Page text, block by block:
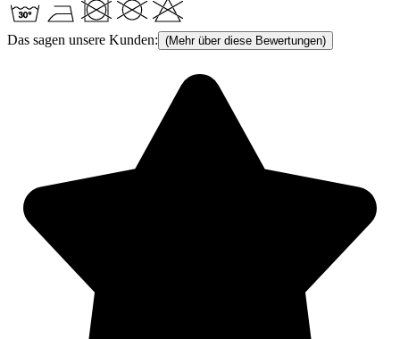
Das sagen unsere Kunden: (Mehr über diese Bewertungen)